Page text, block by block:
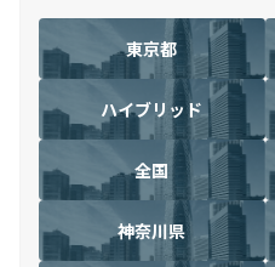
東京都
ハイブリッド
全国
神奈川県